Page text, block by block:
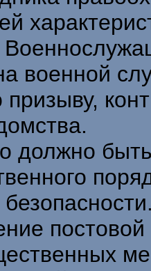
военной
призыву,
должно